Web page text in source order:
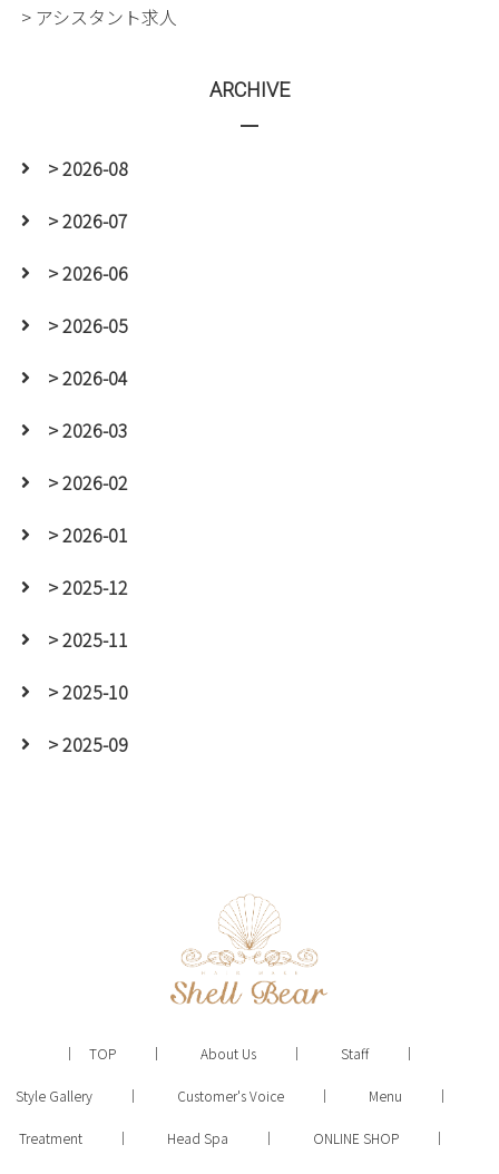
> アシスタント求人
ARCHIVE
> 2026-08
> 2026-07
> 2026-06
> 2026-05
> 2026-04
> 2026-03
> 2026-02
> 2026-01
> 2025-12
> 2025-11
> 2025-10
> 2025-09
TOP About Us Staff
Style Gallery Customer's Voice Menu
Treatment Head Spa ONLINE SHOP